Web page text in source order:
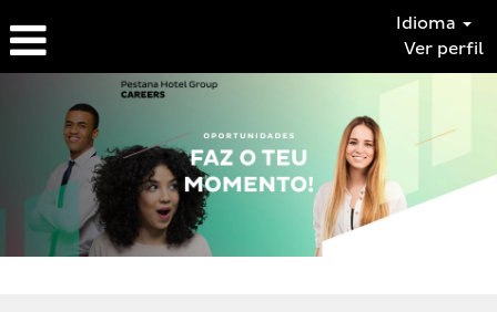
Idioma
Ver perfil
OPORTUNIDADES
TRABALHO